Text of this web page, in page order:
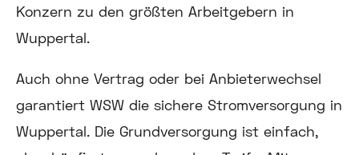
Konzern zu den größten Arbeitgebern in
Wuppertal.
Auch ohne Vertrag oder bei Anbieterwechsel
garantiert WSW die sichere Stromversorgung in
Wuppertal. Die Grundversorgung ist einfach,